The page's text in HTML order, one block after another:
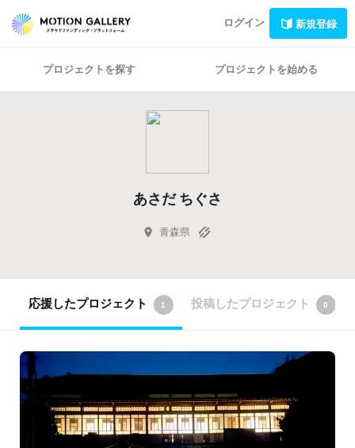
ログイン 新規登録
プロジェクトを探す プロジェクトを始める
あさだ ちぐさ
青森県
応援したプロジェクト 1 投稿したプロジェクト 0